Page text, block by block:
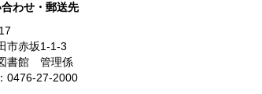
わせ・郵送先
市赤坂1-1-3
書館 管理係
0476-27-2000